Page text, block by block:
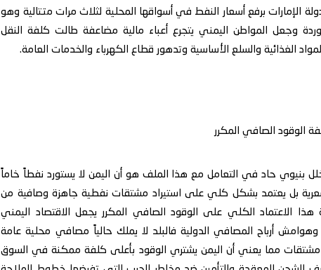
الإمارات برفع أسعار النفط في أسواقها المحلية لثلاث مرات متتالية وهو
وجعل المواطن اليمني يتجرع أعباء مالية مضاعفة طالت كلفة النقل
الغذائية والسلع الأساسية وتدهور قطاع الكهرباء والخدمات العامة.
الوقود الصافي المكرر
حاد في التعامل مع هذا الملف هو أن اليمن لا يستورد نفطاً خاماً
بل يعتمد بشكل كلي على استيراد مشتقات نفطية جاهزة وصافية من
هذا الاعتماد الكلي على الوقود الصافي المكرر يجعل الاقتصاد اليمني
وهوامش أرباح المصافي الدولية فالبلد لا يملك حالياً مصافي محلية عامة
مشتقات مما يعني أن اليمن يشتري الوقود بأعلى كلفة ممكنة في السوق